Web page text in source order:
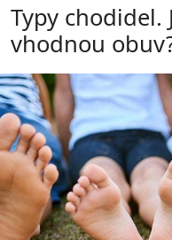
Typy chodidel.
vhodnou